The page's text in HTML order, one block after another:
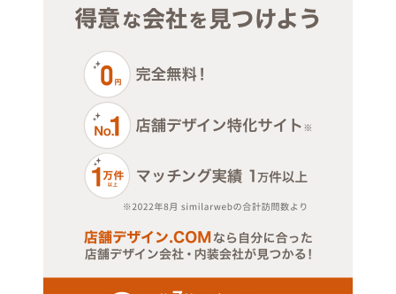
その他サービス・その他